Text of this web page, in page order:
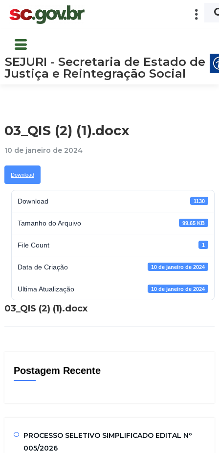
SEJURI - Secretaria de Estado de
Justiça e Reintegração Social
03_QIS (2) (1).docx
10 de janeiro de 2024
Download
Download 1130
Tamanho do Arquivo 99.65 KB
File Count 1
Data de Criação 10 de janeiro de 2024
Ultima Atualização 10 de janeiro de 2024
03_QIS (2) (1).docx
Postagem Recente
PROCESSO SELETIVO SIMPLIFICADO EDITAL Nº
005/2026